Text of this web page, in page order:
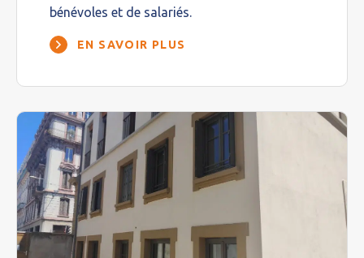
bénévoles et de salariés.
EN SAVOIR PLUS